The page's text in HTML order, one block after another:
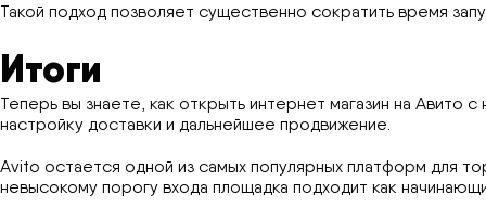
Такой подход позволяет существенно сократить время
Итоги
Теперь вы знаете, как открыть интернет магазин на
настройку доставки и дальнейшее продвижение.
Avito остается одной из самых популярных платформ для
невысокому порогу входа площадка подходит как